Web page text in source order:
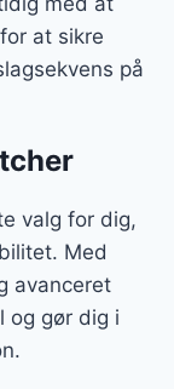
at sikre
på
valg for dig,
Med
avanceret
og gør dig i